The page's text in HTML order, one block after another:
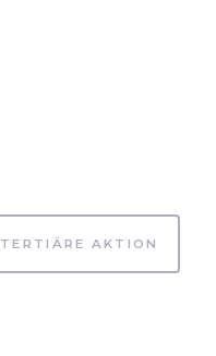
TERTIÄRE AKTION